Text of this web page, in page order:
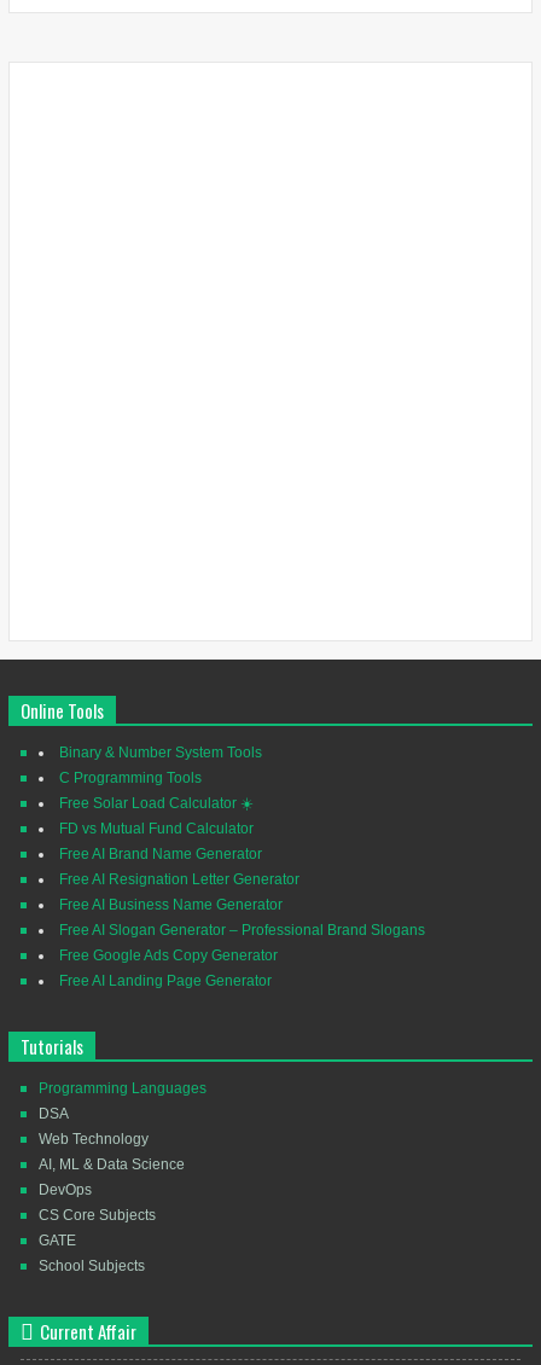
Online Tools
Binary & Number System Tools
C Programming Tools
Free Solar Load Calculator ☀️
FD vs Mutual Fund Calculator
Free AI Brand Name Generator
Free AI Resignation Letter Generator
Free AI Business Name Generator
Free AI Slogan Generator – Professional Brand Slogans
Free Google Ads Copy Generator
Free AI Landing Page Generator
Tutorials
Programming Languages
DSA
Web Technology
AI, ML & Data Science
DevOps
CS Core Subjects
GATE
School Subjects
Current Affair